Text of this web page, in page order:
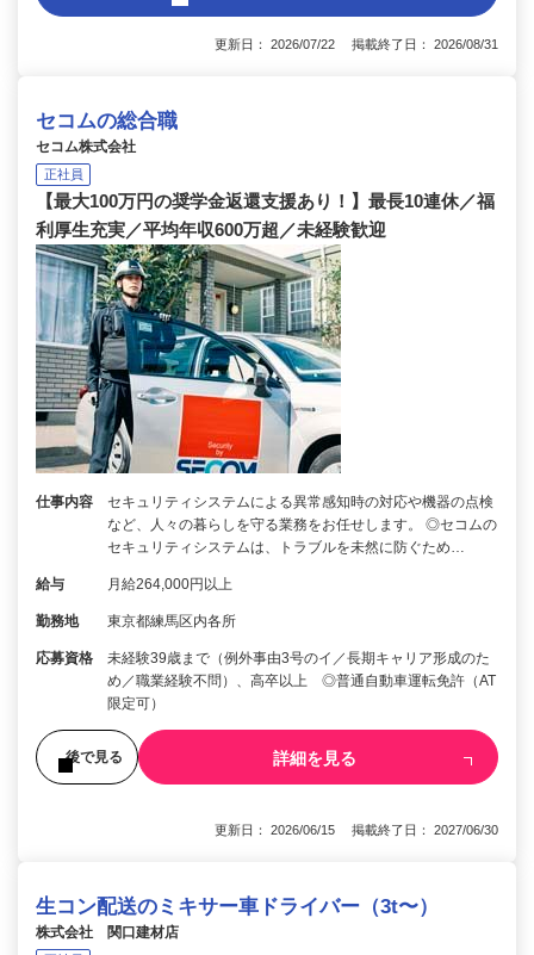
更新日： 2026/07/22 掲載終了日： 2026/08/31
セコムの総合職
セコム株式会社
正社員
【最大100万円の奨学金返還支援あり！】最長10連休／福
利厚生充実／平均年収600万超／未経験歓迎
仕事内容
セキュリティシステムによる異常感知時の対応や機器の点検
など、人々の暮らしを守る業務をお任せします。 ◎セコムの
セキュリティシステムは、トラブルを未然に防ぐため…
給与 月給264,000円以上
勤務地 東京都練馬区内各所
応募資格
未経験39歳まで（例外事由3号のイ／長期キャリア形成のた
め／職業経験不問）、高卒以上 ◎普通自動車運転免許（AT
限定可）
後で見る 詳細を見る
更新日： 2026/06/15 掲載終了日： 2027/06/30
生コン配送のミキサー車ドライバー（3t〜）
株式会社 関口建材店